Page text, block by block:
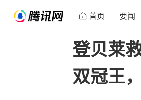
首页 要闻
登贝莱
双冠王